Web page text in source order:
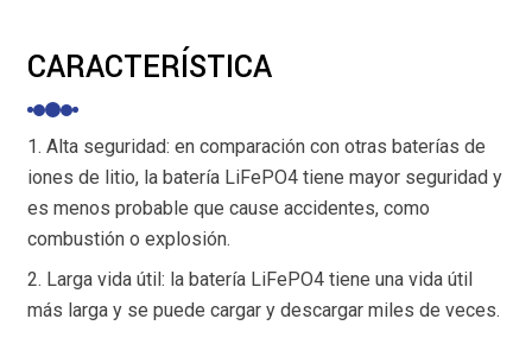
CARACTERÍSTICA
1. Alta seguridad: en comparación con otras baterías de
iones de litio, la batería LiFePO4 tiene mayor seguridad y
es menos probable que cause accidentes, como
combustión o explosión.
2. Larga vida útil: la batería LiFePO4 tiene una vida útil
más larga y se puede cargar y descargar miles de veces.